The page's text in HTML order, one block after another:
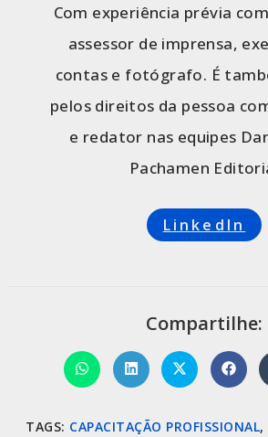
Com experiência prévia
assessor de imprensa,
contas e fotógrafo. É
pelos direitos da pessoa
e redator nas equipes
Pachamen
LinkedIn
Compartilhe:
TAGS: CAPACITAÇÃO PROFISSIONAL,